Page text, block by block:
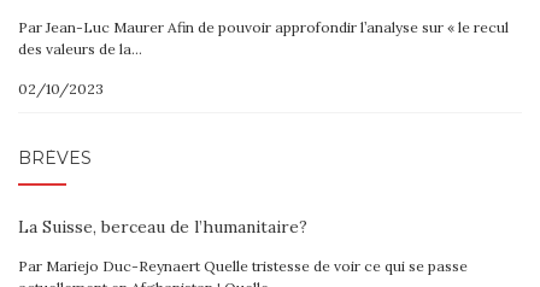
Par Jean-Luc Maurer Afin de pouvoir approfondir l’analyse sur « le recul
des valeurs de la…
02/10/2023
BRÈVES
La Suisse, berceau de l’humanitaire?
Par Mariejo Duc-Reynaert Quelle tristesse de voir ce qui se passe